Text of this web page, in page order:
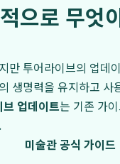
으로 무엇
투어라이브의 업데
생명력을 유지하고
업데이트는 기존 가
미술관 공식 가이드